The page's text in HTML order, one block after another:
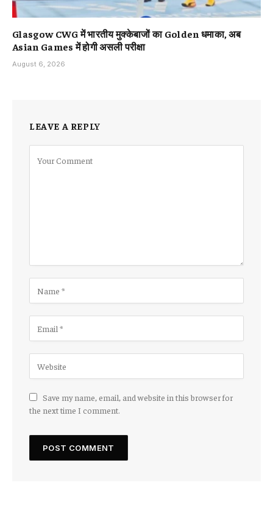
Glasgow CWG में भारतीय मुक्केबाजों का Golden धमाका, अब
Asian Games में होगी असली परीक्षा
August 6, 2026
LEAVE A REPLY
Save my name, email, and website in this browser for
the next time I comment.